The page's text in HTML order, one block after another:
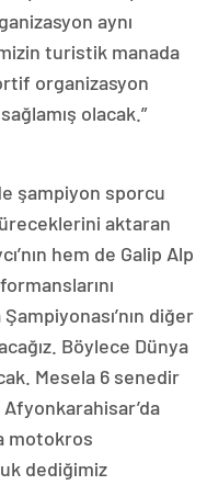
aynı
turistik manada
organizasyon
olacak.”
şampiyon sporcu
aktaran
hem de Galip Alp
diğer
Böylece Dünya
Mesela 6 senedir
Afyonkarahisar’da
motokros
dediğimiz